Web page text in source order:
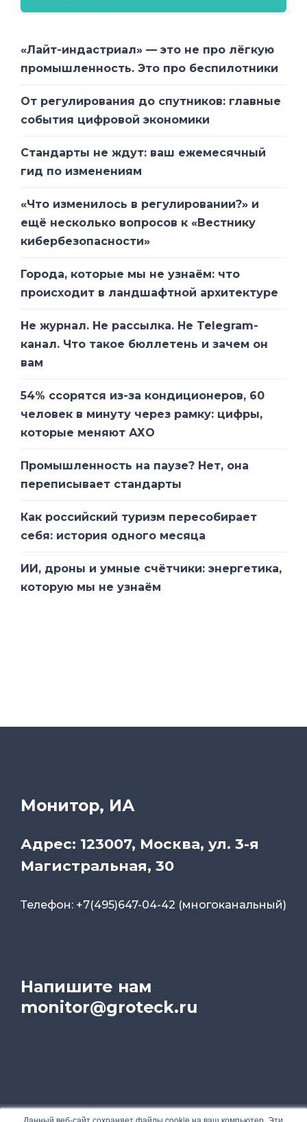
Данный веб-сайт сохраняет файлы cookie на ваш компьютер. Эти
«Лайт-индастриал» — это не про лёгкую
промышленность. Это про беспилотники
От регулирования до спутников: главные
события цифровой экономики
Стандарты не ждут: ваш ежемесячный
гид по изменениям
«Что изменилось в регулировании?» и
ещё несколько вопросов к «Вестнику
кибербезопасности»
Города, которые мы не узнаём: что
происходит в ландшафтной архитектуре
Не журнал. Не рассылка. Не Telegram-
канал. Что такое бюллетень и зачем он
вам
54% ссорятся из-за кондиционеров, 60
человек в минуту через рамку: цифры,
которые меняют АХО
Промышленность на паузе? Нет, она
переписывает стандарты
Как российский туризм пересобирает
себя: история одного месяца
ИИ, дроны и умные счётчики: энергетика,
которую мы не узнаём
Монитор, ИА
Адрес: 123007, Москва, ул. 3-я
Магистральная, 30
Телефон: +7(495)647-04-42 (многоканальный)
Напишите нам
monitor@groteck.ru